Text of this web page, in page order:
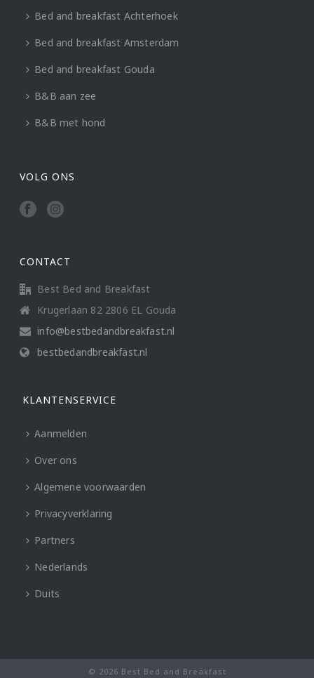
Bed and breakfast Achterhoek
Bed and breakfast Amsterdam
Bed and breakfast Gouda
B&B aan zee
B&B met hond
VOLG ONS
CONTACT
Best Bed and Breakfast
Krugerlaan 82 2806 EL Gouda
info@bestbedandbreakfast.nl
bestbedandbreakfast.nl
KLANTENSERVICE
Aanmelden
Over ons
Algemene voorwaarden
Privacyverklaring
Partners
Nederlands
Duits
© 2026 Best Bed and Breakfast